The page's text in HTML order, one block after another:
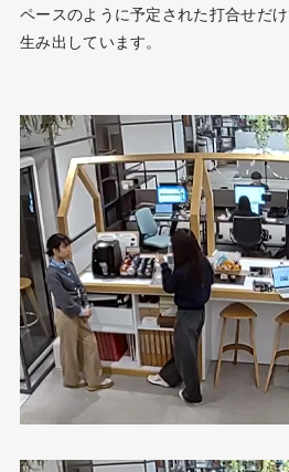
ペースのように予定された打合せだ
生み出しています。